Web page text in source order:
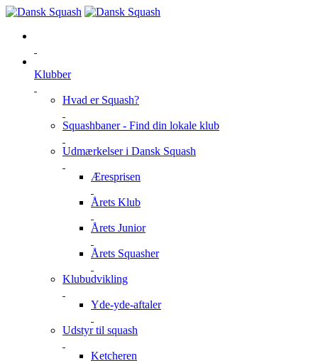
Klubber
Hvad er Squash?
Squashbaner - Find din lokale klub
Udmærkelser i Dansk Squash
Æresprisen
Årets Klub
Årets Junior
Årets Squasher
Klubudvikling
Yde-yde-aftaler
Udstyr til squash
Ketcheren